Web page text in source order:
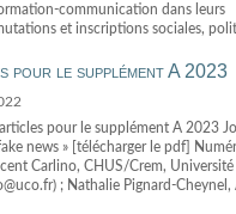
communication dans leurs
et inscriptions sociales,
pour le supplément A 2023
pour le supplément A 2023
news » [télécharger le pdf]
Carlino, CHUS/Crem,
; Nathalie Pignard-Cheynel,